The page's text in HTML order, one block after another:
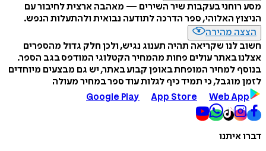
מסע רוחני בעקבות שיר השירים — מאהבה ארצית לחיבור עם
הניצוץ האלוהי, ספר הדרכה לתודעה נבואית ולהתעלות הנפש.
הצצה מהירה
חשוב לנו שקריאה תהיה תענוג נגיש, ולכן חלק גדול מהספרים
אצלנו באתר עולים פחות מהמחיר הקטלוגי המודפס בגב הספר.
בנוסף למחיר המופחת באופן קבוע באתר, יש גם מבצעים מיוחדים
לזמן מוגבל, כי תמיד כיף לגלות עוד ספר במחיר מעולה
Google Play
App Store Web App
דברו איתנו